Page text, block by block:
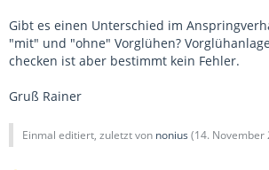
Gibt es einen Unterschied im
"mit" und "ohne" Vorglühen?
checken ist aber bestimmt kein Fehler.
Gruß Rainer
Einmal editiert, zuletzt von nonius (14. November